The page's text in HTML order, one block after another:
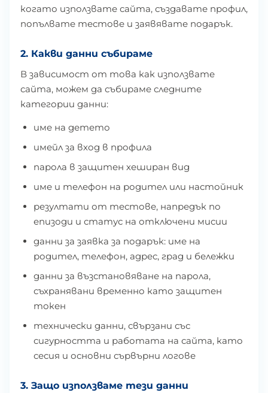
когато използвате сайта, създавате профил,
попълвате тестове и заявявате подарък.
2. Какви данни събираме
В зависимост от това как използвате
сайта, можем да събираме следните
категории данни:
име на детето
имейл за вход в профила
парола в защитен хеширан вид
име и телефон на родител или настойник
резултати от тестове, напредък по
епизоди и статус на отключени мисии
данни за заявка за подарък: име на
родител, телефон, адрес, град и бележки
данни за възстановяване на парола,
съхранявани временно като защитен
токен
технически данни, свързани със
сигурността и работата на сайта, като
сесия и основни сървърни логове
3. Защо използваме тези данни